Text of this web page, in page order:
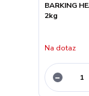
BARKING
2kg
Na dotaz